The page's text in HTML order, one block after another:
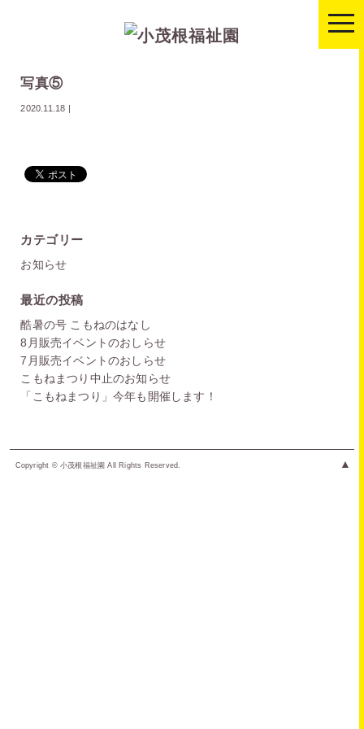
写真⑤
2020.11.18 |
カテゴリー
お知らせ
最近の投稿
酷暑の号 こもねのはなし
8月販売イベントのおしらせ
7月販売イベントのおしらせ
こもねまつり中止のお知らせ
「こもねまつり」今年も開催します！
Copyright © 小茂根福祉園 All Rights Reserved. ▲